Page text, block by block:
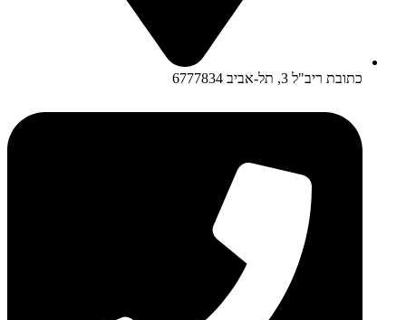
כתובת ריב"ל 3, תל-אביב 6777834